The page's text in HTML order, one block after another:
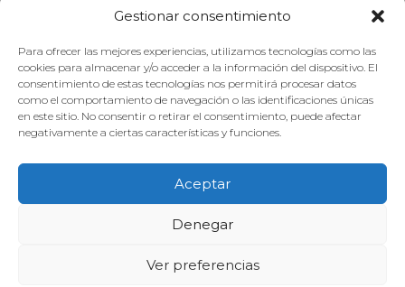
Gestionar consentimiento
Para ofrecer las mejores experiencias, utilizamos tecnologías como las
cookies para almacenar y/o acceder a la información del dispositivo. El
consentimiento de estas tecnologías nos permitirá procesar datos
como el comportamiento de navegación o las identificaciones únicas
en este sitio. No consentir o retirar el consentimiento, puede afectar
negativamente a ciertas características y funciones.
Aceptar
Denegar
Ver preferencias
Aviso legal
Política de privacidad
Política de cookies
Subvenciones
© 2026 - Salcedo Mueble. Todos los derechos reservados.
Web desarrollada, posicionada y mantenida con mucha cafeína por